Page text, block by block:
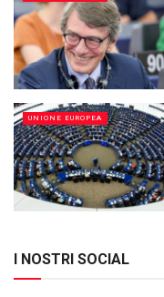
UNIONE EUROPEA
I NOSTRI SOCIAL